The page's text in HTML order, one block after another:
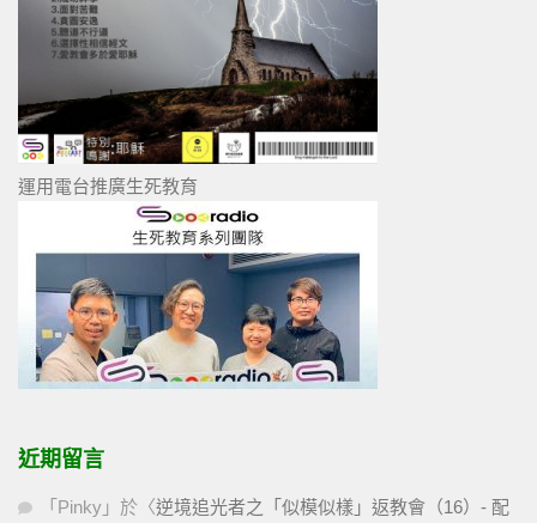
運用電台推廣生死教育
近期留言
「 Pinky 」於〈逆境追光者之「似模似樣」返教會（16）- 配